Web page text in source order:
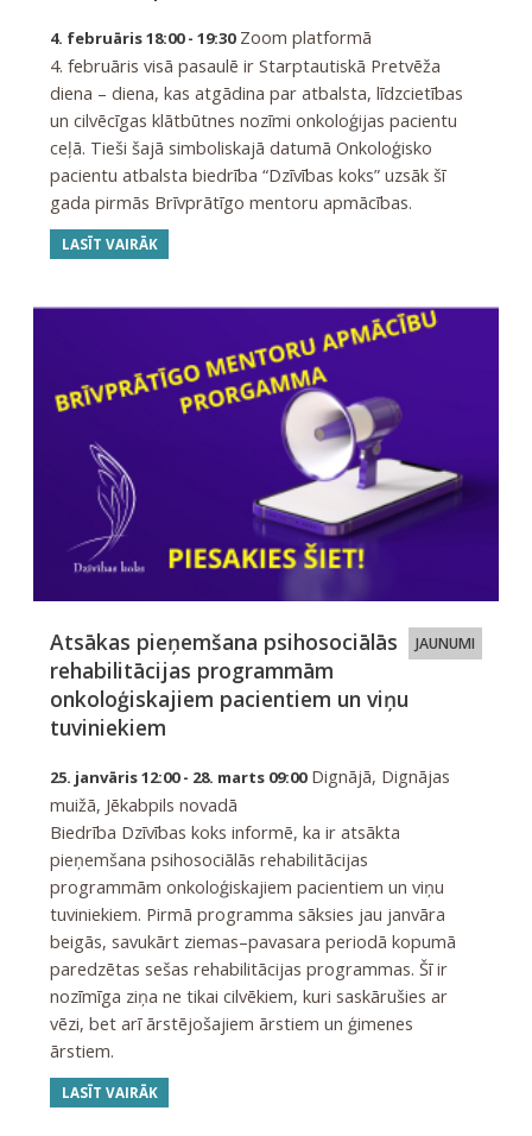
4. februāris 18:00 - 19:30Zoom platformā
4. februāris visā pasaulē ir Starptautiskā Pretvēža
diena – diena, kas atgādina par atbalsta, līdzcietības
un cilvēcīgas klātbūtnes nozīmi onkoloģijas pacientu
ceļā. Tieši šajā simboliskajā datumā Onkoloģisko
pacientu atbalsta biedrība “Dzīvības koks” uzsāk šī
gada pirmās Brīvprātīgo mentoru apmācības.
LASĪT VAIRĀK
JAUNUMI
Atsākas pieņemšana psihosociālās
rehabilitācijas programmām
onkoloģiskajiem pacientiem un viņu
tuviniekiem
25. janvāris 12:00 - 28. marts 09:00Dignājā, Dignājas
muižā, Jēkabpils novadā
Biedrība Dzīvības koks informē, ka ir atsākta
pieņemšana psihosociālās rehabilitācijas
programmām onkoloģiskajiem pacientiem un viņu
tuviniekiem. Pirmā programma sāksies jau janvāra
beigās, savukārt ziemas–pavasara periodā kopumā
paredzētas sešas rehabilitācijas programmas. Šī ir
nozīmīga ziņa ne tikai cilvēkiem, kuri saskārušies ar
vēzi, bet arī ārstējošajiem ārstiem un ģimenes
ārstiem.
LASĪT VAIRĀK